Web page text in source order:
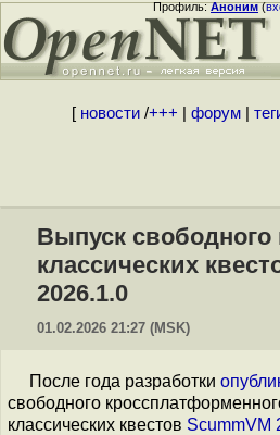
Профиль:Аноним(
[ новости/+++ форум|
Выпуск свободного
классических
2026.1.0
01.02.2026 21:27 (MSK)
После года разработки
свободного
классических квестов ScummVM